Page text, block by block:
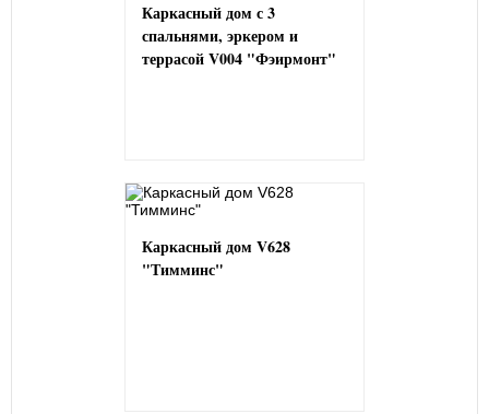
Каркасный дом с 3
спальнями, эркером и
террасой V004 "Фэирмонт"
Каркасный дом V628
"Тимминс"